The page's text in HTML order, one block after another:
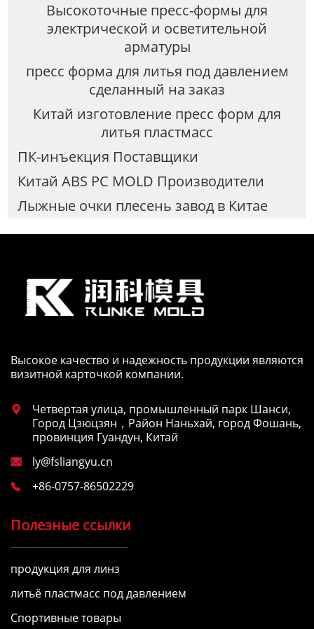
Высокоточные пресс-формы для
электрической и осветительной
арматуры
пресс форма для литья под давлением
сделанный на заказ
Китай изготовление пресс форм для
литья пластмасс
ПК-инъекция Поставщики
Китай ABS PC MOLD Производители
Лыжные очки плесень завод в Китае
Высокое качество и надежность продукции являются
визитной карточкой компании.

Четвертая улица, промышленный парк Шанси,
Город Цзюцзян，Район Наньхай, город Фошань,
провинция Гуандун, Китай
 ly@fsliangyu.cn
 +86-0757-86502229
Полезные ссылки
продукция для линз
литьё пластмасс под давлением
Спортивные товары